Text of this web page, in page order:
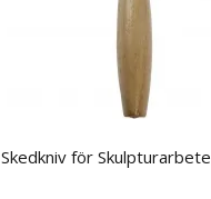
Skedkniv för Skulpturarbete